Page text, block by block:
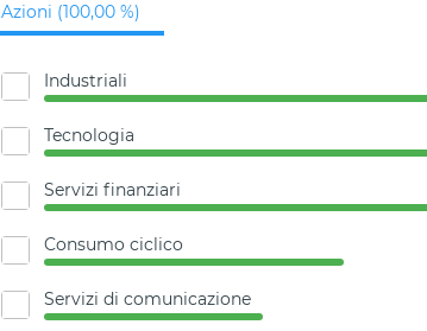
Azioni (100,00 %)
Industriali
Tecnologia
Servizi finanziari
Consumo ciclico
Servizi di comunicazione